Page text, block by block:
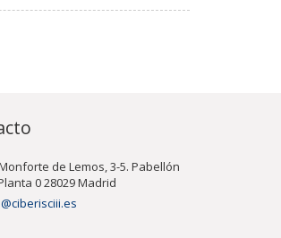
de Lemos, 3-5. Pabellón
0 28029 Madrid